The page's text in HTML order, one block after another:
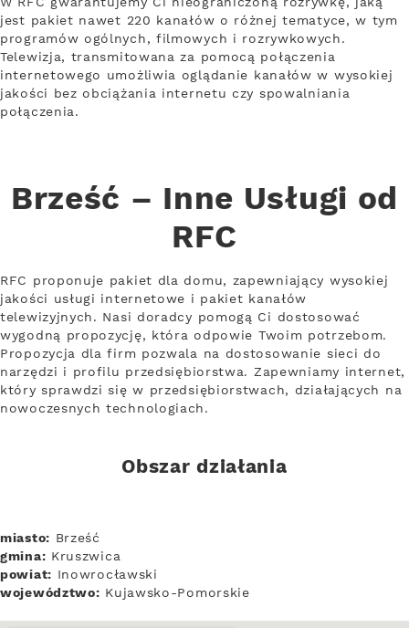
jest pakiet nawet 220 kanałów o różnej tematyce, w tym
programów ogólnych, filmowych i rozrywkowych.
Telewizja, transmitowana za pomocą połączenia
internetowego umożliwia oglądanie kanałów w wysokiej
jakości bez obciążania internetu czy spowalniania
połączenia.
Brześć – Inne Usługi od
RFC
RFC proponuje pakiet dla domu, zapewniający wysokiej
jakości usługi internetowe i pakiet kanałów
telewizyjnych. Nasi doradcy pomogą Ci dostosować
wygodną propozycję, która odpowie Twoim potrzebom.
Propozycja dla firm pozwala na dostosowanie sieci do
narzędzi i profilu przedsiębiorstwa. Zapewniamy internet,
który sprawdzi się w przedsiębiorstwach, działających na
nowoczesnych technologiach.
Obszar działania
miasto: Brześć
gmina: Kruszwica
powiat: Inowrocławski
województwo: Kujawsko-Pomorskie